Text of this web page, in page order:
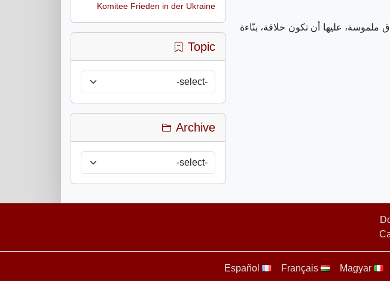
عليها أن تكون خلاقة، بنّاءة
Komitee Frieden in der Ukraine
Topic
Archive
Español Français Magyar